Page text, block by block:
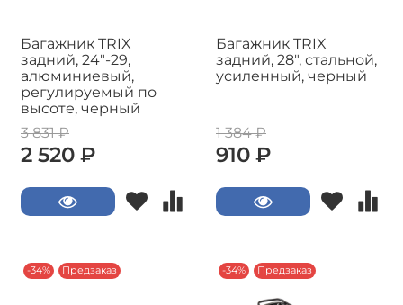
Багажник TRIX
задний, 24"-29,
алюминиевый,
регулируемый по
высоте, черный
3 831 ₽
2 520 ₽
Багажник TRIX
задний, 28", стальной,
усиленный, черный
1 384 ₽
910 ₽
-34% Предзаказ -34% Предзаказ